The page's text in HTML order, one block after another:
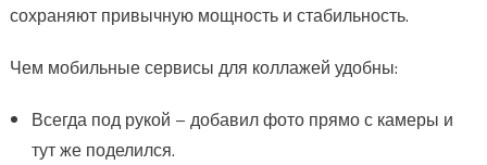
сохраняют привычную мощность и стабильность.
Чем мобильные сервисы для коллажей удобны:
Всегда под рукой – добавил фото прямо с камеры и
тут же поделился.